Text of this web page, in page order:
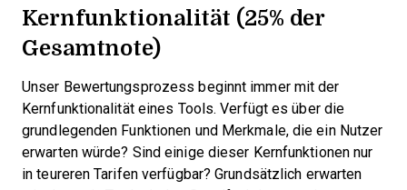
Kernfunktionalität (25% der
Gesamtnote)
Unser Bewertungsprozess beginnt immer mit der
Kernfunktionalität eines Tools. Verfügt es über die
grundlegenden Funktionen und Merkmale, die ein Nutzer
erwarten würde? Sind einige dieser Kernfunktionen nur
in teureren Tarifen verfügbar? Grundsätzlich erwarten